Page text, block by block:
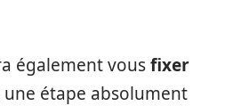
également vousfixer
une étape absolument